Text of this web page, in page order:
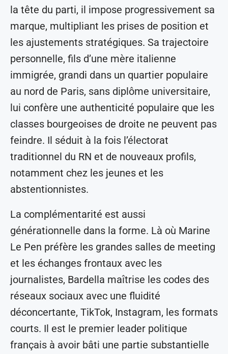
la tête du parti, il impose progressivement sa
marque, multipliant les prises de position et
les ajustements stratégiques. Sa trajectoire
personnelle, fils d’une mère italienne
immigrée, grandi dans un quartier populaire
au nord de Paris, sans diplôme universitaire,
lui confère une authenticité populaire que les
classes bourgeoises de droite ne peuvent pas
feindre. Il séduit à la fois l’électorat
traditionnel du RN et de nouveaux profils,
notamment chez les jeunes et les
abstentionnistes.
La complémentarité est aussi
générationnelle dans la forme. Là où Marine
Le Pen préfère les grandes salles de meeting
et les échanges frontaux avec les
journalistes, Bardella maîtrise les codes des
réseaux sociaux avec une fluidité
déconcertante, TikTok, Instagram, les formats
courts. Il est le premier leader politique
français à avoir bâti une partie substantielle